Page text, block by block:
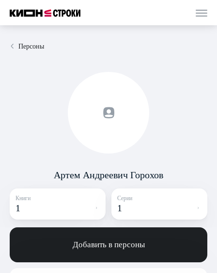
Персоны
Артем Андреевич Горохов
Книги
1
Серии
1
Добавить в персоны